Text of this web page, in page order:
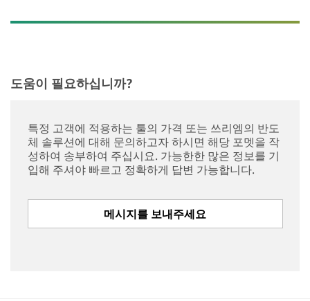
도움이 필요하십니까?
특정 고객에 적용하는 툴의 가격 또는 쓰리엠의 반도
체 솔루션에 대해 문의하고자 하시면 해당 포멧을 작
성하여 송부하여 주십시요. 가능한한 많은 정보를 기
입해 주셔야 빠르고 정확하게 답변 가능합니다.
메시지를 보내주세요